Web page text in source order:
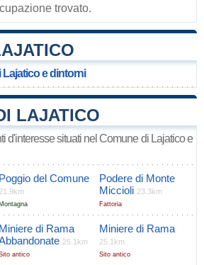
trovato.
e dintorni
LAJATICO
d'interesse situati nel Comune di Lajatico e
Poggio del Comune
21.9km
Montagna
Podere di Monte
Miccioli 23.3km
Fattoria
Miniere di Rama
25.1km
antico
Miniere di Rama
25.1km
Sito antico